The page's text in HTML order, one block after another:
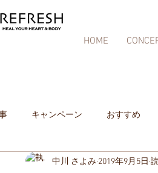
HOME
キャンペーン おすすめ
中川 さよみ 2019年9月5日